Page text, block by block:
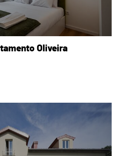
Oliveira